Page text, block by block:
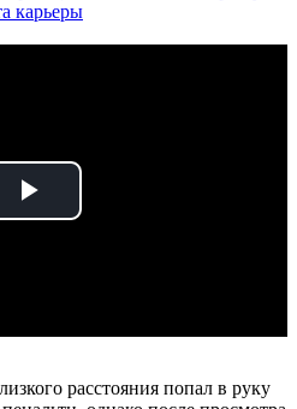
карьеры
Play
расстояния попал в руку